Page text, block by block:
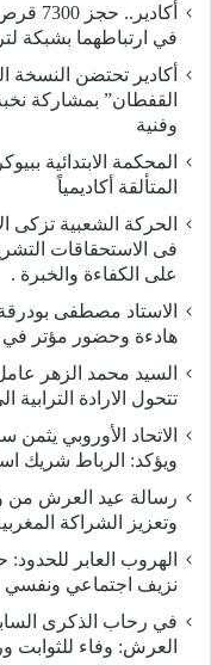
في ارتباطهما بشبكة
أكادير تحتضن النسخة
القفطان” بمشاركة
وفنية
المحكمة الابتدائية
المتألقة أكاديمياً
الحركة الشعبية تزكى
فى الاستحقاقات
على الكفاءة والخبرة .
الاستاد مصطفى
هادءة وحضور مؤتر في
السيد محمد الزهر
تتحول الارادة
الاتحاد الأوروبي
ويؤكد: الرباط شريك
رسالة عيد العرش من
وتعزيز الشراكة
​الهروب العابر
نزيف اجتماعي ونفسي
في رحاب الذكرى
العرش: وفاء للثوابت